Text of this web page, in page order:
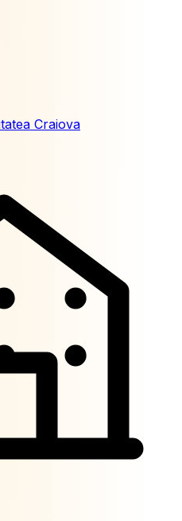
Craiova